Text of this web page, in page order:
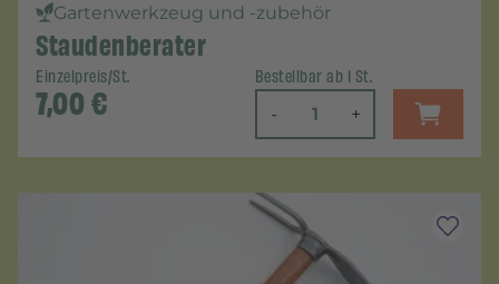
Gartenwerkzeug und -zubehör
Staudenberater
Einzelpreis/St.
7,00€
Bestellbar ab 1 St.
- +